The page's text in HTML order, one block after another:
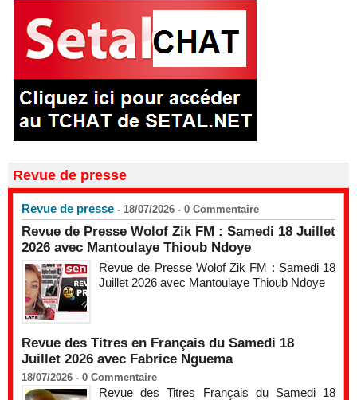
Revue de presse
Revue de presse - 18/07/2026 - 0 Commentaire
Revue de Presse Wolof Zik FM : Samedi 18 Juillet
2026 avec Mantoulaye Thioub Ndoye
Revue de Presse Wolof Zik FM : Samedi 18
Juillet 2026 avec Mantoulaye Thioub Ndoye
Revue des Titres en Français du Samedi 18
Juillet 2026 avec Fabrice Nguema
18/07/2026 - 0 Commentaire
Revue des Titres Français du Samedi 18